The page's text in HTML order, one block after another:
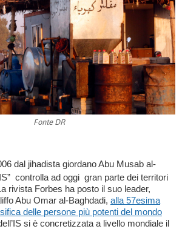
Fonte DR
dal jihadista giordano Abu Musab al-
controlla ad oggi gran parte dei territori
rivista Forbes ha posto il suo leader,
Abu Omar al-Baghdadi, alla 57esima
delle persone più potenti del mondo
si è concretizzata a livello mondiale il